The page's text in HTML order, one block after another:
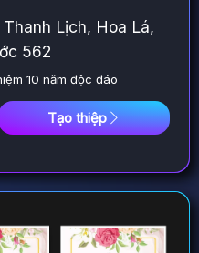
Lịch, Hoa Lá,
562
10 năm độc đáo
Tạo thiệp